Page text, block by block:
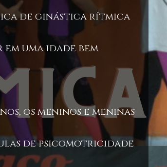
de ginástica rítmica
uma idade bem
os meninos e meninas
de psicomotricidade